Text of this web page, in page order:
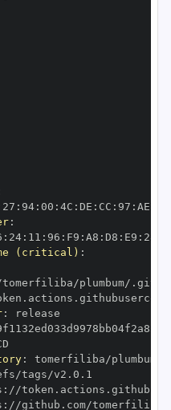
27 : 94: 00 : 4C : DE : CC : 97 : AE
:
: 24: 11 : 96 : F9 : A8 : D8 : E9 : 28
(critical) :
:
:
:
: